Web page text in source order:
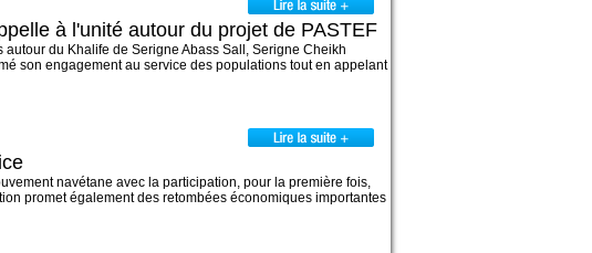
à l'unité autour du projet de PASTEF
du Khalife de Serigne Abass Sall, Serigne Cheikh
son engagement au service des populations tout en appelant
navétane avec la participation, pour la première fois,
promet également des retombées économiques importantes